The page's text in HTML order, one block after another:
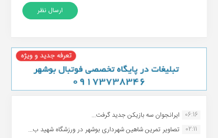
06:16 ایرانجوان سه بازیکن جدید گرفت...
02:11
تصاویر تمرین شاهین شهردارى بوشهر در ورزشگاه شهید ب...